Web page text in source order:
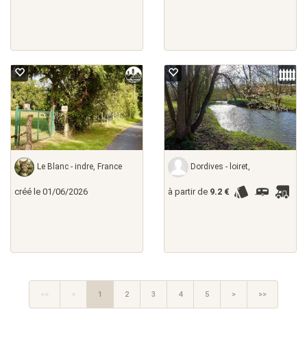
Le Blanc - indre, France
créé le 01/06/2026
Dordives - loiret,
à partir de 9.2 €
<< < 1 2 3 4 5 > >>